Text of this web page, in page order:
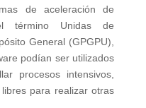
de aceleración de
término Unidas de
General (GPGPU),
podían ser utilizados
procesos intensivos,
para realizar otras